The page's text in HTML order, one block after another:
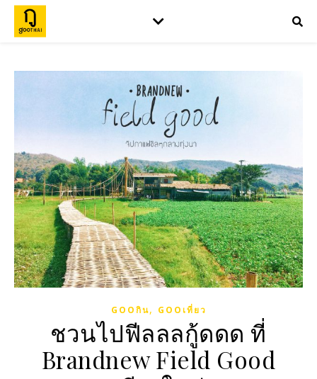
GOOกิน, GOOเที่ยว
ชวนไปฟีลลลกู้ดดด ที่
Brandnew Field Good